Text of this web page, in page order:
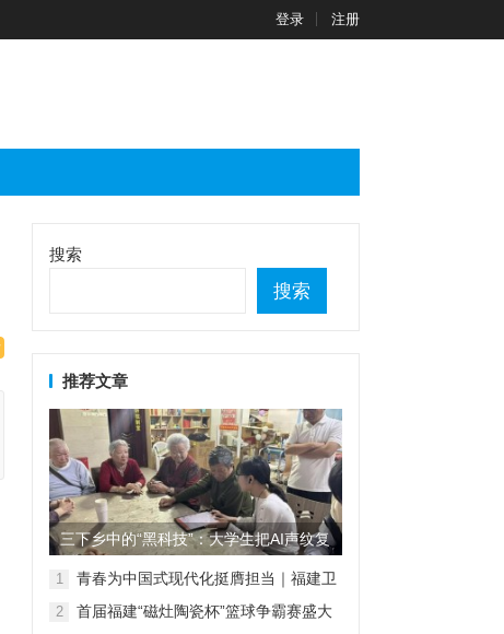
登录 注册
搜索
搜索
推荐文章
三下乡中的“黑科技”：大学生把AI声纹复
刻装进语音盒子，让留...
1
青春为中国式现代化挺膺担当｜福建卫
愿服务队与云霄乌山共绘青春画卷
2
首届福建“磁灶陶瓷杯”篮球争霸赛盛大